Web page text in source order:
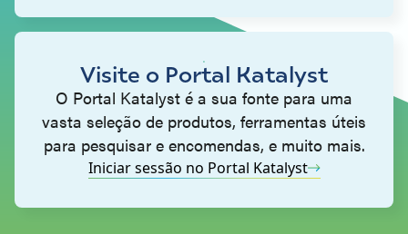
Visite o Portal Katalyst
O Portal Katalyst é a sua fonte para uma
vasta seleção de produtos, ferramentas úteis
para pesquisar e encomendas, e muito mais.
Iniciar sessão no Portal Katalyst